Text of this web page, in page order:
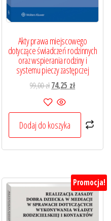
Akty prawa miejscowego
dotyczące świadczeń rodzinnych
oraz wspierania rodziny i
systemu pieczy zastępczej
99,00złPierwotna
cena
wynosiła:
99,00 zł.
74,25 złAktualna
74,25 zł.
Dodaj do koszyka
Promocja!